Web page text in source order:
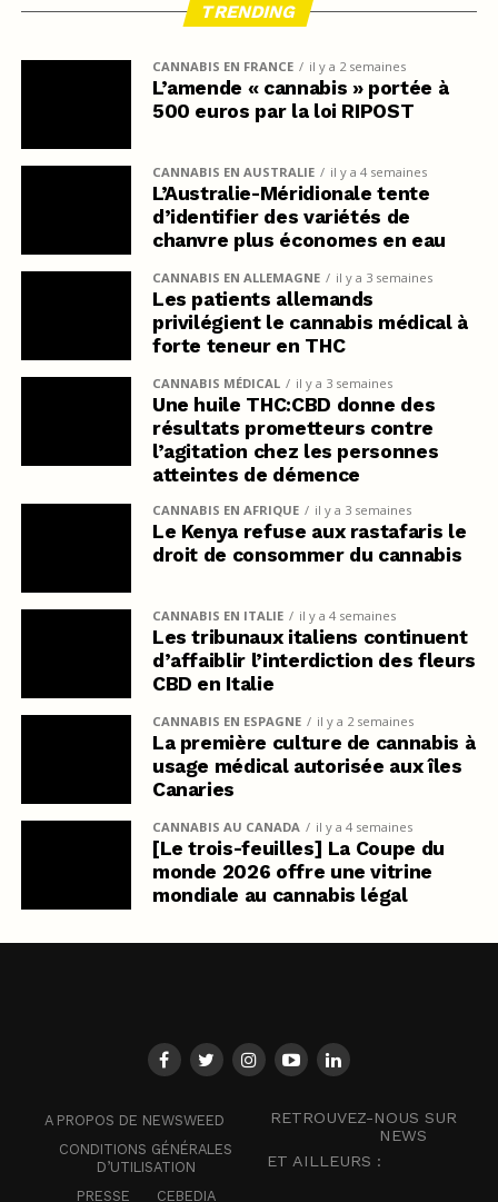
TRENDING
CANNABIS EN FRANCE il y a 2 semaines
L’amende « cannabis » portée à
500 euros par la loi RIPOST
CANNABIS EN AUSTRALIE il y a 4 semaines
L’Australie-Méridionale tente
d’identifier des variétés de
chanvre plus économes en eau
CANNABIS EN ALLEMAGNE il y a 3 semaines
Les patients allemands
privilégient le cannabis médical à
forte teneur en THC
CANNABIS MÉDICAL il y a 3 semaines
Une huile THC:CBD donne des
résultats prometteurs contre
l’agitation chez les personnes
atteintes de démence
CANNABIS EN AFRIQUE il y a 3 semaines
Le Kenya refuse aux rastafaris le
droit de consommer du cannabis
CANNABIS EN ITALIE il y a 4 semaines
Les tribunaux italiens continuent
d’affaiblir l’interdiction des fleurs
CBD en Italie
CANNABIS EN ESPAGNE il y a 2 semaines
La première culture de cannabis à
usage médical autorisée aux îles
Canaries
CANNABIS AU CANADA il y a 4 semaines
[Le trois-feuilles] La Coupe du
monde 2026 offre une vitrine
mondiale au cannabis légal
A PROPOS DE NEWSWEED
CONDITIONS GÉNÉRALES
D’UTILISATION
PRESSE
CEBEDIA
RETROUVEZ-NOUS SUR
NEWS
ET AILLEURS :